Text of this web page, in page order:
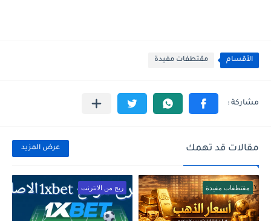
الأقسام مقتطفات مفيدة
مقالات قد تهمك عرض المزيد
مقتطفات مفيدة ربح من الانترنت